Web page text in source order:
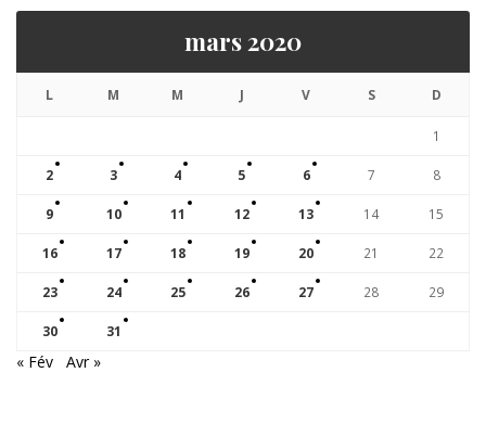
mars 2020
L M M J V S D
1
2 3 4 5 6 7 8
9 10 11 12 13 14 15
16 17 18 19 20 21 22
23 24 25 26 27 28 29
30 31
« Fév Avr »